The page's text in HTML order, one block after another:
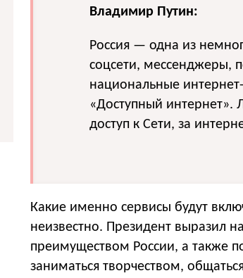
Владимир Путин:
Россия — одна из
соцсети, мессенджеры,
национальные
«Доступный интернет».
доступ к Сети, за
Какие именно сервисы будут
неизвестно. Президент выразил
преимуществом России, а также
заниматься творчеством,